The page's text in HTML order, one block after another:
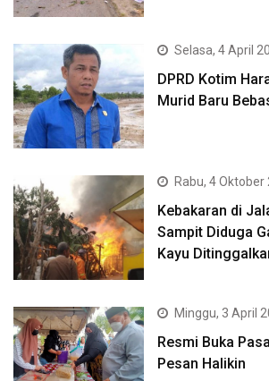
Selasa, 4 April
DPRD Kotim
Murid Baru
Rabu, 4 Oktober
Kebakaran di
Sampit Diduga
Kayu
Minggu, 3 April
Resmi Buka
Pesan Halikin